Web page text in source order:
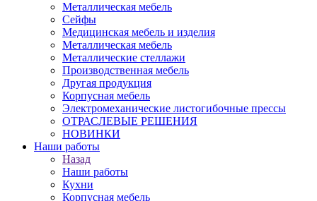
Металлическая мебель
Сейфы
Медицинская мебель и изделия
Металлическая мебель
Металлические стеллажи
Производственная мебель
Другая продукция
Корпусная мебель
Электромеханические листогибочные прессы
ОТРАСЛЕВЫЕ РЕШЕНИЯ
НОВИНКИ
Наши работы
Назад
Наши работы
Кухни
Корпусная мебель